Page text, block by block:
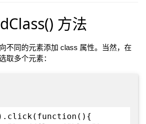
方法
不同的元素添加 class 属性。当然，在
取多个元素：